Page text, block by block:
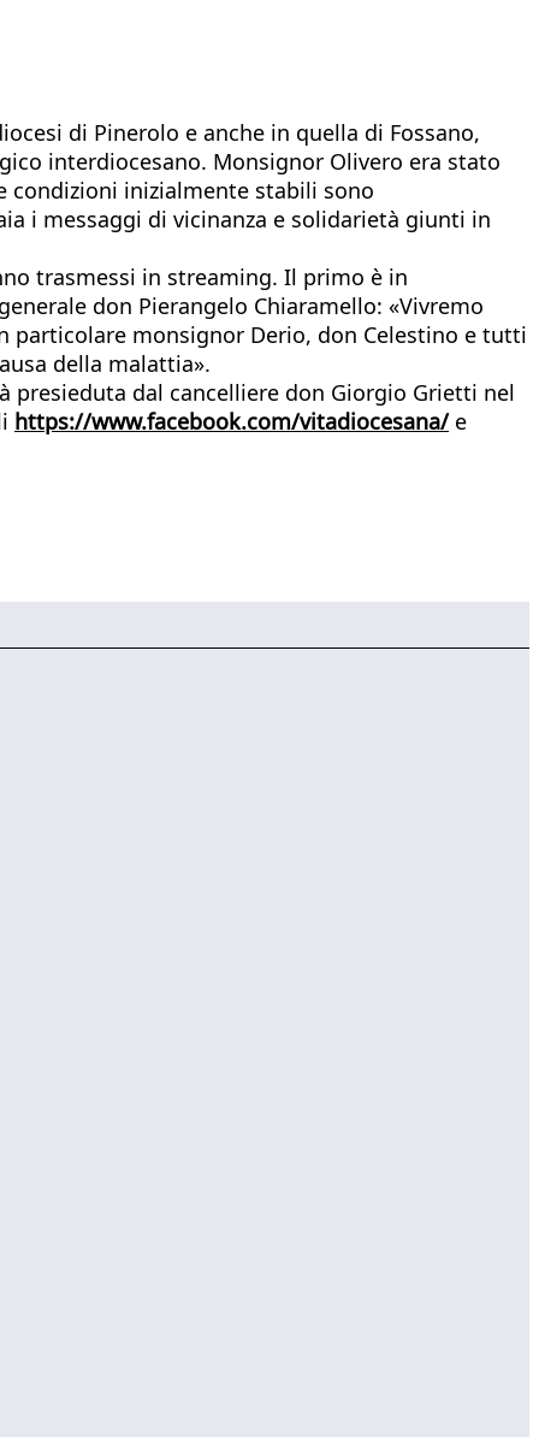
di Pinerolo e anche in quella di Fossano,
interdiocesano. Monsignor Olivero era stato
condizioni inizialmente stabili sono
i messaggi di vicinanza e solidarietà giunti in
trasmessi in streaming. Il primo è in
don Pierangelo Chiaramello: «Vivremo
particolare monsignor Derio, don Celestino e tutti
della malattia».
presieduta dal cancelliere don Giorgio Grietti nel
https://www.facebook.com/vitadiocesana/e